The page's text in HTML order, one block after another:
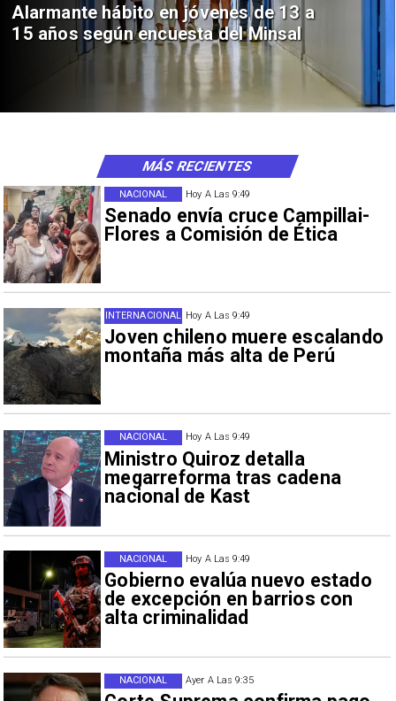
Alarmante hábito en jóvenes de 13 a
15 años según encuesta del Minsal
Hoy A Las 9:49
Senado envía cruce Campillai-
Flores a Comisión de Ética
NACIONAL
Hoy A Las 9:49
Joven chileno muere escalando
montaña más alta de Perú
INTERNACIONAL
Hoy A Las 9:49
Ministro Quiroz detalla
megarreforma tras cadena
nacional de Kast
NACIONAL
Hoy A Las 9:49
Gobierno evalúa nuevo estado
de excepción en barrios con
alta criminalidad
NACIONAL
Ayer A Las 9:35
NACIONAL
MÁS RECIENTES